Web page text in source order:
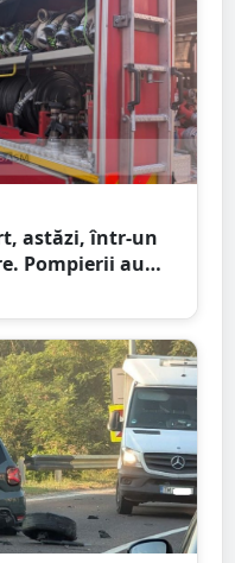
astăzi, într-un
Pompierii au